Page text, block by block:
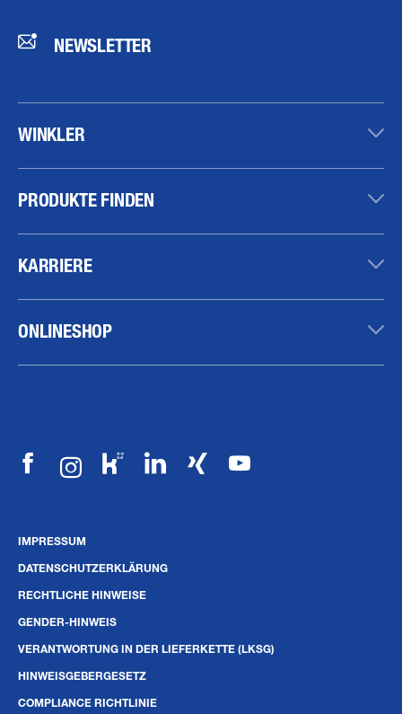
NEWSLETTER
WINKLER
PRODUKTE FINDEN
KARRIERE
ONLINESHOP
IMPRESSUM
DATENSCHUTZERKLÄRUNG
RECHTLICHE HINWEISE
GENDER-HINWEIS
VERANTWORTUNG IN DER LIEFERKETTE (LKSG)
HINWEISGEBERGESETZ
COMPLIANCE RICHTLINIE